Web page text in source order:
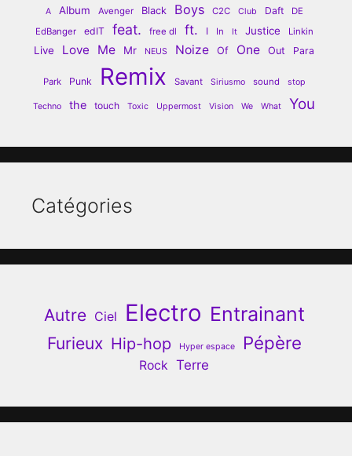
A Album Avenger Black Boys C2C Club Daft
DE
EdBanger
edIT feat. free dl ft. I In It Justice Linkin
Live Love Me Mr NEUS Noize Of One Out Para
Park Punk Remix Savant Siriusmo sound stop
Techno the touch Toxic Uppermost Vision We What You
Catégories
Autre Ciel Electro Entrainant
Furieux Hip-hop Hyper espace Pépère
Rock Terre